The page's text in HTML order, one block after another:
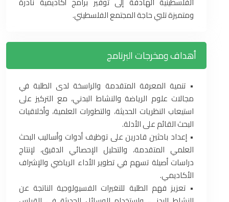
ومتميزة تلبي حاجة المجتمع الفلسطيني.
أهداف ومخرجات البرنامج
• تنمية المعرفة المتقدمة والراسخة لدى الطلبة في
مجالات علوم الرياضة والنشاط البدني، مع التركيز على
استيعاب النظريات الحديثة، والتطورات العلمية، وأخلاقيات
البحث القائم على الأدلة.
• إعداد باحثين قادرين على توظيف أدوات وأساليب البحث
العلمي المتقدمة، والتحليل الإحصائي الدقيق، لإنتاج
دراسات أصيلة تسهم في تطوير الأداء الرياضي والإشراف
الأكاديمي.
• تعزيز فهم الطلبة للتغيرات الفسيولوجية الناتجة عن